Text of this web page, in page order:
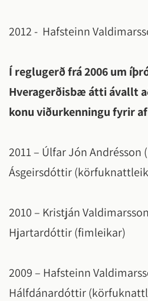
2012 - Hafsteinn
Í reglugerð frá 2006 um
Hveragerðisbæ átti ávallt
konu viðurkenningu fyrir
2011 – Úlfar Jón Andrésson
Ásgeirsdóttir
2010 – Kristján
Hjartardóttir (fimleikar)
2009 – Hafsteinn
Hálfdánardóttir